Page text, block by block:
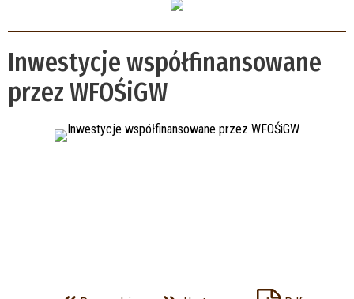
Inwestycje współfinansowane
przez WFOŚiGW